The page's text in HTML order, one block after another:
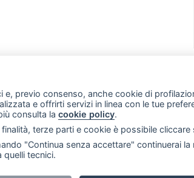
byVIP
la riproduzione e pubblicazione
previo consenso, anche cookie di
e offrirti servizi in linea con le tue
consulta la cookie policy.
terze parti e cookie è possibile cliccare
"Continua senza accettare" continuerai
tecnici.